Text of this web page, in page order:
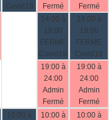
Covid19
Fermé
14:00 à
19:00
FERME
Covid19
19:00 à
24:00
Admin
Fermé
Fermé
14:00 à
19:00
FERME
Covid19
19:00 à
24:00
Admin
Fermé
10:00 à
10:00 à
10:00 à